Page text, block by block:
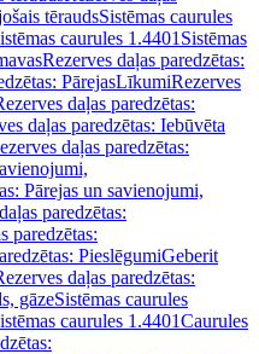
tēraudsSistēmas caurules
caurules 1.4401 Sistēmas
Rezerves daļas paredzētas:
PārejasLīkumiRezerves
daļas paredzētas:
daļas paredzētas: Iebūvēta
daļas paredzētas:
Pārejas un savienojumi,
paredzētas:
paredzētas:
PieslēgumiGeberit
daļas paredzētas:
gāzeSistēmas caurules
caurules 1.4401Caurules